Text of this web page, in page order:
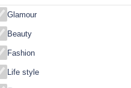
Glamour
Beauty
Fashion
Life style